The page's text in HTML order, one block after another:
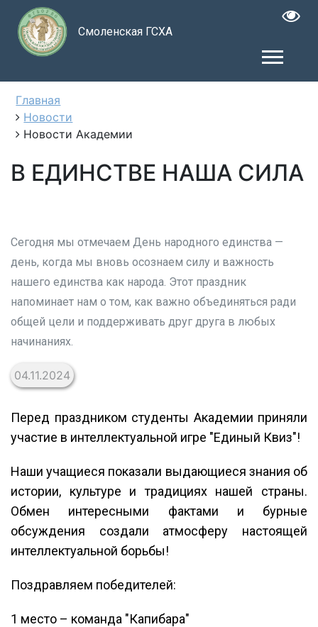
Смоленская ГСХА
Главная
Новости
Новости Академии
В ЕДИНСТВЕ НАША СИЛА
Сегодня мы отмечаем День народного единства —
день, когда мы вновь осознаем силу и важность
нашего единства как народа. Этот праздник
напоминает нам о том, как важно объединяться ради
общей цели и поддерживать друг друга в любых
начинаниях.
04.11.2024
Перед праздником студенты Академии приняли
участие в интеллектуальной игре "Единый Квиз"!
Наши учащиеся показали выдающиеся знания об
истории, культуре и традициях нашей страны.
Обмен интересными фактами и бурные
обсуждения создали атмосферу настоящей
интеллектуальной борьбы!
Поздравляем победителей:
1 место – команда "Капибара"